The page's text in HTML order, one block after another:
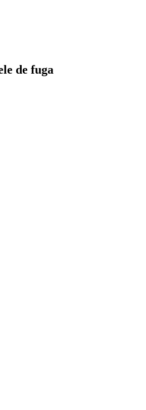
de fuga